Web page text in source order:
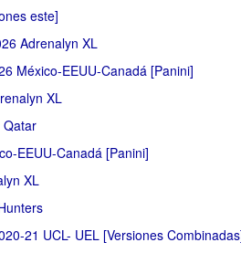
este]
Adrenalyn XL
México-EEUU-Canadá [Panini]
XL
Qatar
EEUU-Canadá [Panini]
XL
21 UCL- UEL [Versiones